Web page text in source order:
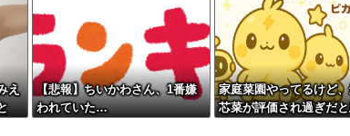
意してくれたよね？どうして…」被害女性「彼は言葉が通じない
口達也さん、チェンソーで竹を切るだけで600万再生を突破し
ほしい。久しぶりに恐ろしい子供ミサイルを見た。
ンフルエンサー、ライブ配信中に襲撃されて死亡。
え
【悲報】ちいかわさん、1番嫌
われていた…
家庭菜園やってるけど
芯菜が評価され過ぎだ